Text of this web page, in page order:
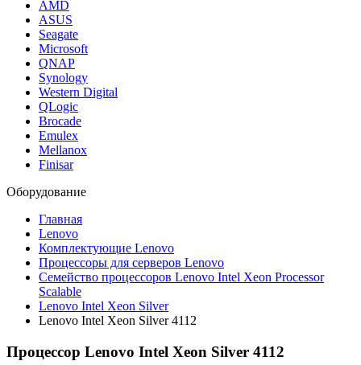
AMD
ASUS
Seagate
Microsoft
QNAP
Synology
Western Digital
QLogic
Brocade
Emulex
Mellanox
Finisar
Оборудование
Главная
Lenovo
Комплектующие Lenovo
Процессоры для серверов Lenovo
Семейство процессоров Lenovo Intel Xeon Processor
Scalable
Lenovo Intel Xeon Silver
Lenovo Intel Xeon Silver 4112
Процессор Lenovo Intel Xeon Silver 4112